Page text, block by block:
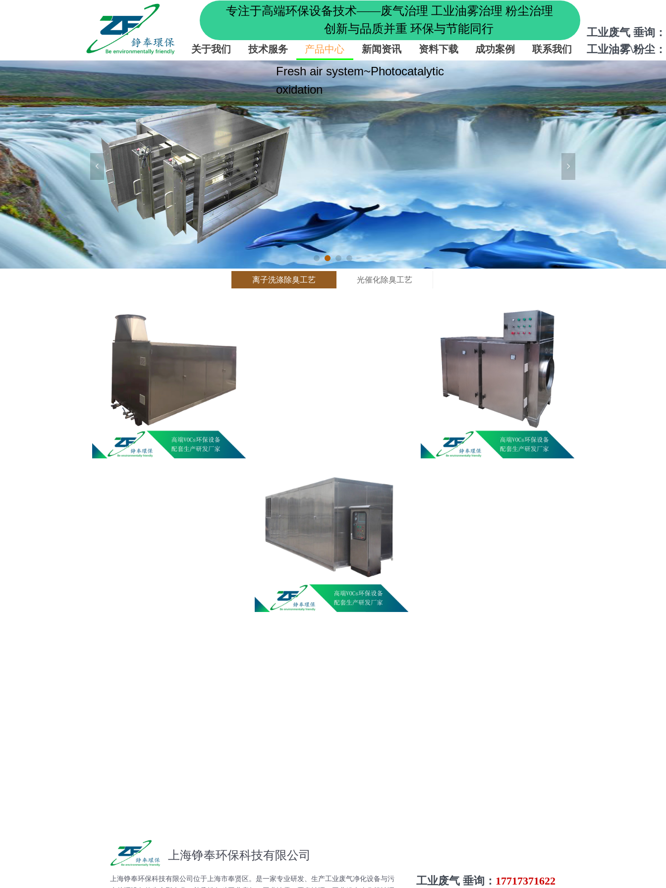
关于我们 技术服务 产品中心 新闻资讯 资料下载 成功案例 联系我们
专注于高端环保设备技术——废气治理 工业油雾治理 粉尘治理
创新与品质并重 环保与节能同行
工业废气 垂询：
工业油雾\粉尘：
离子洗涤除臭工艺 光催化除臭工艺
钢管道输
将恶臭废
式离子吸
入高压分
过吸附床
臭深度净
Fresh air system~Photocatalytic
oxidation
新风系统·光催化氧化
光催化新风净化器，作为新风管道的前身，我们主要开发并应该的
方向是地下停车场的新风系统和公共卫生间、垃圾转运站等有臭气的
环境区域。新风输送系统，伴随着低臭氧的新风气体，能对净化区域
离子
硫化
大超
넳 넲
上海铮奉环保科技有限公司位于上海市奉贤区。是一家专业研发、生产工业废气净化设备与污
上海铮奉环保科技有限公司
工业废气 垂询： 17717371622